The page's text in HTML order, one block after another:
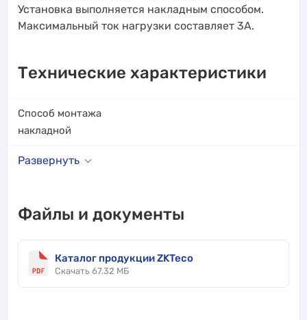
Установка выполняется накладным способом.
Максимальный ток нагрузки составляет 3A.
Технические характеристики
Способ монтажа
накладной
Развернуть
Файлы и документы
Каталог продукции ZKTeco
Скачать 67.32 МБ